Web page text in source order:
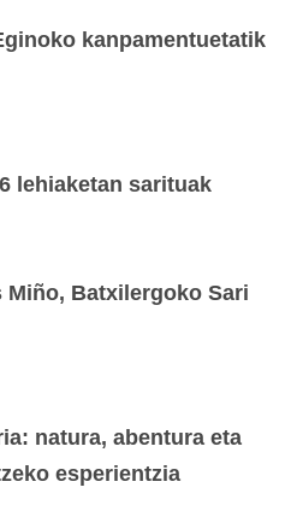
kanpamentuetatik
lehiaketan sarituak
Miño, Batxilergoko Sari
natura, abentura eta
esperientzia